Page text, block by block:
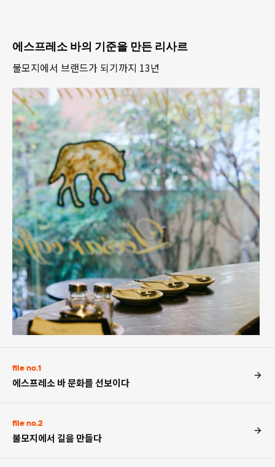
에스프레소 바의 기준을 만든 리사르
불모지에서 브랜드가 되기까지 13년
file no.1
에스프레소 바 문화를 선보이다
file no.2
불모지에서 길을 만들다